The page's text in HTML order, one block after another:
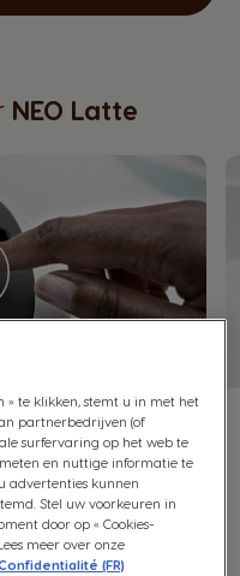
NEO Latte
Latte-
» te klikken, stemt u in met het
partnerbedrijven (of
surfervaring op het web te
en nuttige informatie te
advertenties kunnen
Stel uw voorkeuren in
door op « Cookies-
meer over onze
(FR)